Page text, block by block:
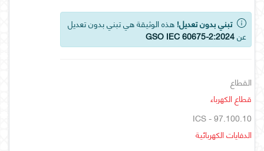
تبني بدون تعديل! هذه الوثيقة هي تبني بدون تعديل
عنGSO IEC 60675-2:2024
القطاع
قطاع الكهرباء
ICS - 97.100.10
الدفايات الكهربائية